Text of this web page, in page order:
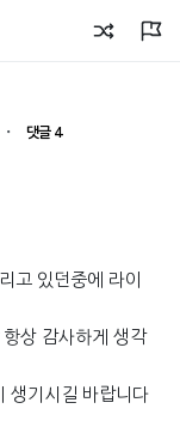
・ 댓글 4
고 있던중에 라이
상 감사하게 생각
생기시길 바랍니다